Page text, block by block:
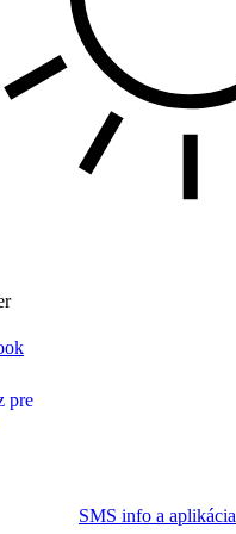
SMS info a aplikácia